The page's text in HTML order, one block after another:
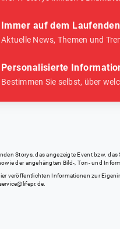
Immer auf dem Laufenden
Aktuelle News, Themen und
Personalisierte
Bestimmen Sie selbst, über
Storys, das angezeigte Event bzw.
der angehängten Bild-, Ton- und
veröffentlichten Informationen zur